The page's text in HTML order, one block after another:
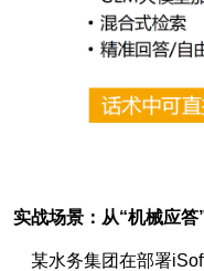
实战场景：从“机械应答
某水务集团在部署